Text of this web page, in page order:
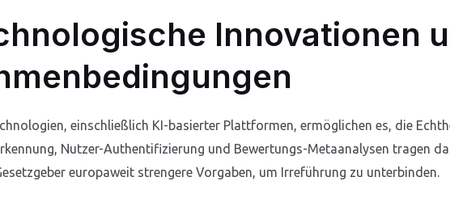
Innovationen
einschließlich KI-basierter Plattformen, ermöglichen es, die
Nutzer-Authentifizierung und Bewertungs-Metaanalysen tragen
europaweit strengere Vorgaben, um Irreführung zu unterbinden.